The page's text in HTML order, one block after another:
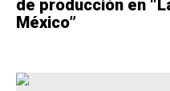
de producción en
México”